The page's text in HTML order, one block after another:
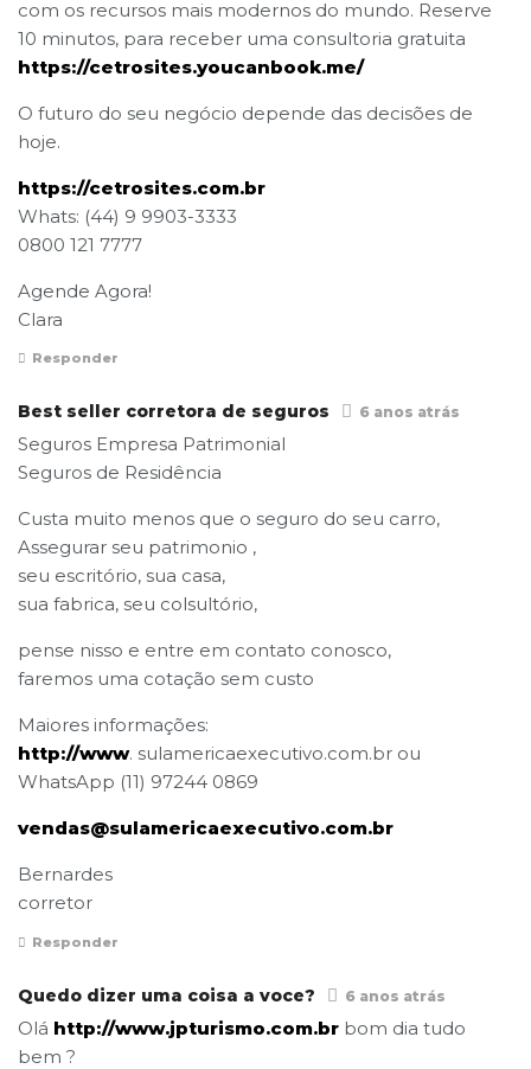
com os recursos mais modernos do mundo. Reserve
10 minutos, para receber uma consultoria gratuita
https://cetrosites.youcanbook.me/
O futuro do seu negócio depende das decisões de
hoje.
https://cetrosites.com.br
Whats: (44) 9 9903-3333
0800 121 7777
Agende Agora!
Clara
Responder
Best seller corretora de seguros 6 anos atrás
Seguros Empresa Patrimonial
Seguros de Residência
Custa muito menos que o seguro do seu carro,
Assegurar seu patrimonio ,
seu escritório, sua casa,
sua fabrica, seu colsultório,
pense nisso e entre em contato conosco,
faremos uma cotação sem custo
Maiores informações:
http://www. sulamericaexecutivo.com.br ou
WhatsApp (11) 97244 0869
vendas@sulamericaexecutivo.com.br
Bernardes
corretor
Responder
Quedo dizer uma coisa a voce? 6 anos atrás
Olá http://www.jpturismo.com.br bom dia tudo
bem ?